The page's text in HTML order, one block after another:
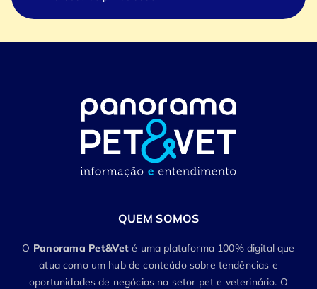
QUEM SOMOS
O Panorama Pet&Vet é uma plataforma 100% digital que
atua como um hub de conteúdo sobre tendências e
oportunidades de negócios no setor pet e veterinário. O